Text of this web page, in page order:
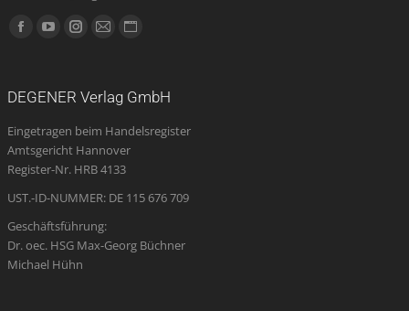
Finden Sie uns auf:
Facebook
new
window
YouTube
new
window
Instagram
new
window
E-
opens
in
new
Website
new
DEGENER Verlag GmbH
Eingetragen beim Handelsregister
Amtsgericht Hannover
Register-Nr. HRB 4133
UST.-ID-NUMMER: DE 115 676 709
Geschäftsführung:
Dr. oec. HSG Max-Georg Büchner
Michael Hühn